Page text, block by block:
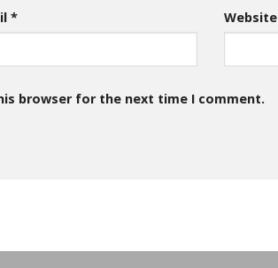
* Website
browser for the next time I comment.